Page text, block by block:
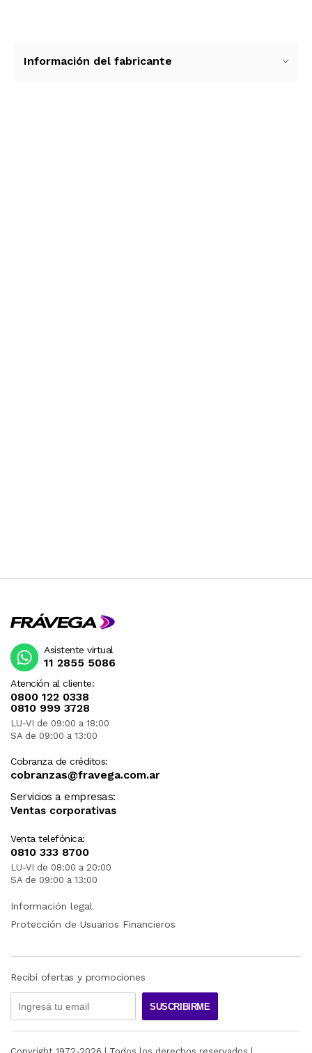
microfibra para una limpieza segura y una
Información del fabricante
Atención al cliente:
0800 122 0338
0810 999 3728
LU-VI de 09:00 a 18:00
SA de 09:00 a 13:00
Cobranza de créditos:
cobranzas@fravega.com.ar
Servicios a empresas:
Ventas corporativas
Venta telefónica:
0810 333 8700
LU-VI de 08:00 a 20:00
SA de 09:00 a 13:00
Asistente virtual
11 2855 5086
Información legal
Protección de Usuarios Financieros
Recibí ofertas y promociones
SUSCRIBIRME